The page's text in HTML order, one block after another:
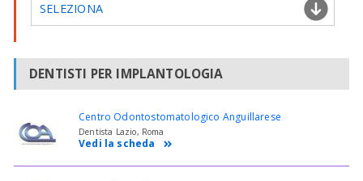
SELEZIONA
DENTISTI PER IMPLANTOLOGIA
Centro Odontostomatologico Anguillarese
Dentista Lazio, Roma
Vedi la scheda